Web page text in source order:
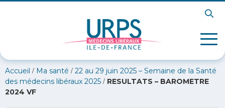
Accueil / Ma santé / 22 au 29 juin 2025 – Semaine de la Santé
des médecins libéraux 2025 / RESULTATS – BAROMETRE
2024 VF